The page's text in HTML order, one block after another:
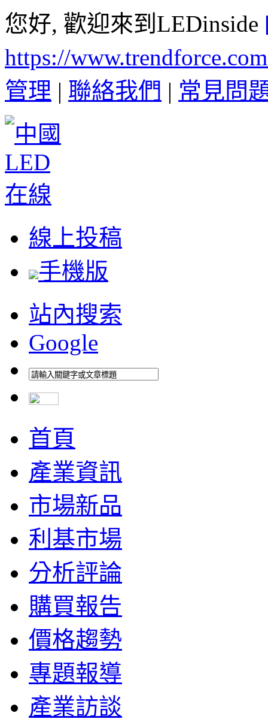
您好, 歡迎來到LEDinside
https://
管理 | 聯絡我們 | 常見問
線上投稿
手機版
站內搜索
Google
首頁
產業資訊
市場新品
利基市場
分析評論
購買報告
價格趨勢
專題報導
產業訪談